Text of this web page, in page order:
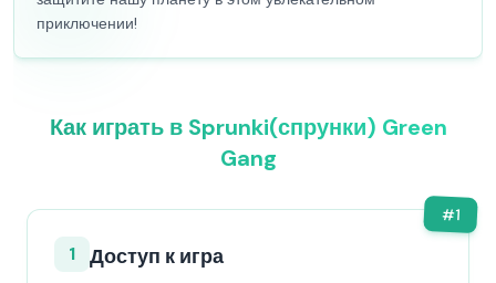
приключении!
Как играть в Sprunki(спрунки) Green
Gang
#1
1 Доступ к игра